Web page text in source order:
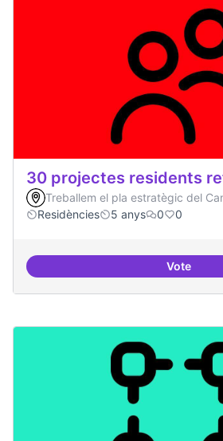
30 projectes residents
Treballem el pla estratègic del
Residències
5 anys 0 0
Vote
30